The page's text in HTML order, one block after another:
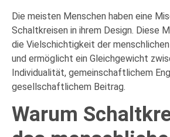
Die meisten Menschen haben eine
Schaltkreisen in ihrem Design. Diese
die Vielschichtigkeit der
und ermöglicht ein Gleichgewicht
Individualität, gemeinschaftlichem
gesellschaftlichem Beitrag.
Warum